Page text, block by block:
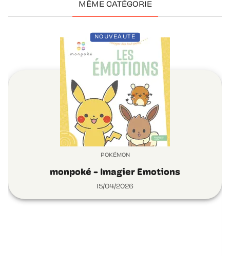
MÊME CATÉGORIE
NOUVEAUTÉ
POKÉMON
monpoké - Imagier Emotions
15/04/2026